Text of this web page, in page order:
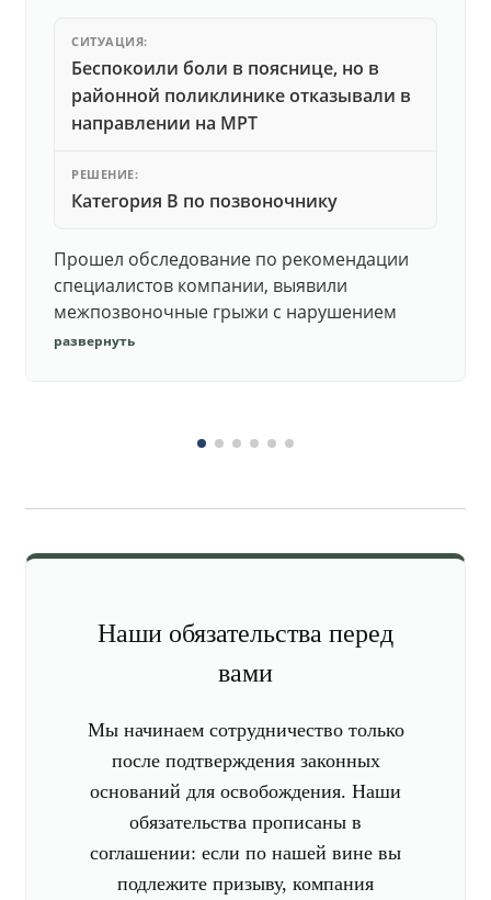
СИТУАЦИЯ:
Беспокоили боли в пояснице, но в
районной поликлинике отказывали в
направлении на МРТ
РЕШЕНИЕ:
Категория В по позвоночнику
Прошел обследование по рекомендации
специалистов компании, выявили
межпозвоночные грыжи с нарушением
функций. Юристы подготовили документы,
развернуть
Наши обязательства перед
вами
Мы начинаем сотрудничество только
после подтверждения законных
оснований для освобождения. Наши
обязательства прописаны в
соглашении: если по нашей вине вы
подлежите призыву, компания